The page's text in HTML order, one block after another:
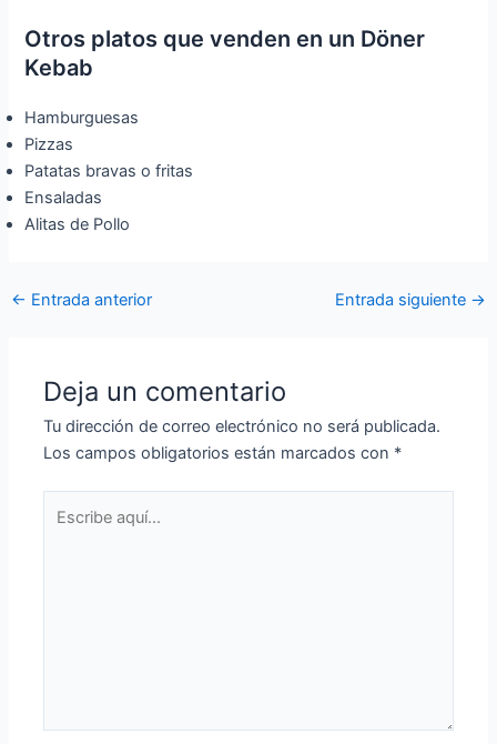
Otros platos que venden en un Döner
Kebab
Hamburguesas
Pizzas
Patatas bravas o fritas
Ensaladas
Alitas de Pollo
← Entrada anterior Entrada siguiente →
Deja un comentario
Tu dirección de correo electrónico no será publicada.
Los campos obligatorios están marcados con *
aquí...